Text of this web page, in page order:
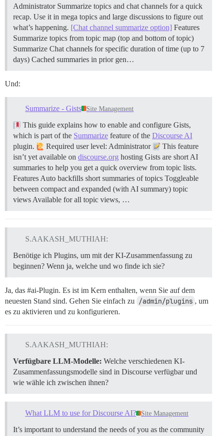
Administrator Summarize topics and chat channels for a quick
recap. Use it in mega topics and large discussions to figure out
what’s happening. [Chat channel summarize option] Features
Summarize topics from topic map (top and bottom of topic)
Summarize Chat channels for specific duration of time (up to 7
days) Cached summaries in prior gen…
Und:
Summarize - Gists Site Management
This guide explains how to enable and configure Gists,
which is part of the Summarize feature of the Discourse AI
plugin.
Required user level: Administrator
This feature
isn’t yet available on discourse.org hosting Gists are short AI
summaries to help you get a quick overview from topic lists.
Features Auto backfills short summaries of topics Toggleable
between compact and expanded (with AI summary) topic
views Available for all topic views, …
S.AAKASH_MUTHIAH:
Benötige ich Plugins, um mit der KI-Zusammenfassung zu
beginnen? Wenn ja, welche und wo finde ich sie?
Ja, das #ai-Plugin. Es ist im Kern enthalten, wenn Sie auf dem
neuesten Stand sind. Gehen Sie einfach zu
/admin/plugins , um
es zu aktivieren und zu konfigurieren.
S.AAKASH_MUTHIAH:
Verfügbare LLM-Modelle: Welche verschiedenen KI-
Zusammenfassungsmodelle sind in Discourse verfügbar und
wie wähle ich zwischen ihnen?
What LLM to use for Discourse AI? Site Management
It’s important to understand the needs of you as the community